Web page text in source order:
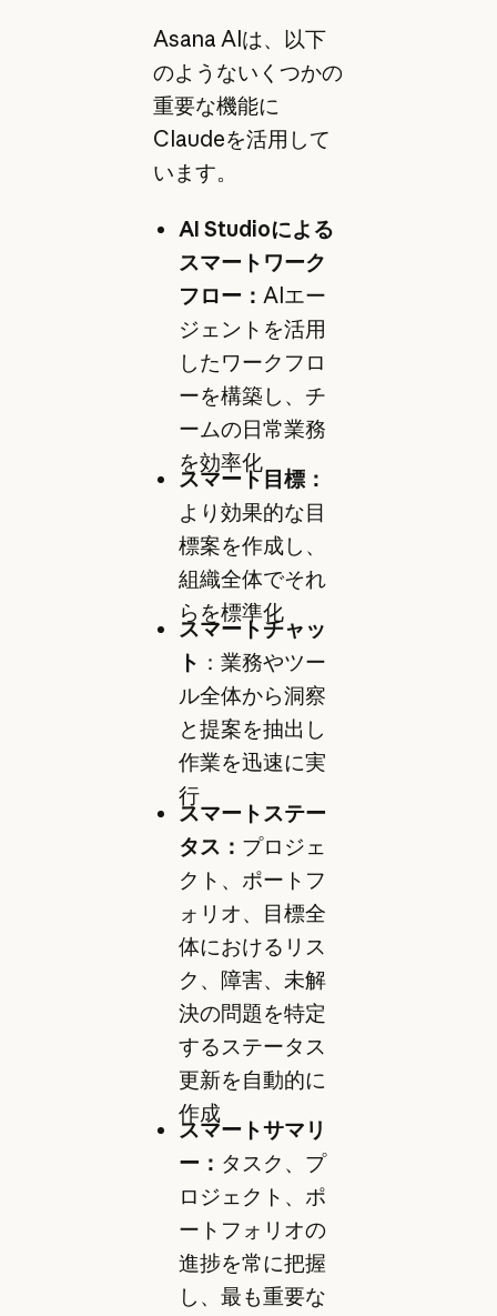
Asana AIは、以下
のようないくつかの
重要な機能に
Claudeを活用して
います。
AI Studioによる
スマートワーク
フロー： AIエー
ジェントを活用
したワークフロ
ーを構築し、チ
ームの日常業務
を効率化
スマート目標：
より効果的な目
標案を作成し、
組織全体でそれ
らを標準化
スマートチャッ
ト ：業務やツー
ル全体から洞察
と提案を抽出し
作業を迅速に実
行
スマートステー
タス： プロジェ
クト、ポートフ
ォリオ、目標全
体におけるリス
ク、障害、未解
決の問題を特定
するステータス
更新を自動的に
作成
スマートサマリ
ー： タスク、プ
ロジェクト、ポ
ートフォリオの
進捗を常に把握
し、最も重要な